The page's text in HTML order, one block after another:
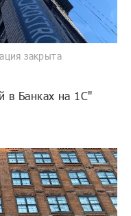
закрыта
в Банках на 1С"